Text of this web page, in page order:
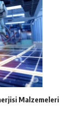
Malzemeleri